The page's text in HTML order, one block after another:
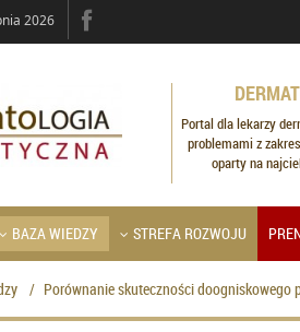
2026
Portal dla lekarzy
problemami z
oparty na
BAZA WIEDZY STREFA ROZWOJU
/ Porównanie skuteczności doogniskowego